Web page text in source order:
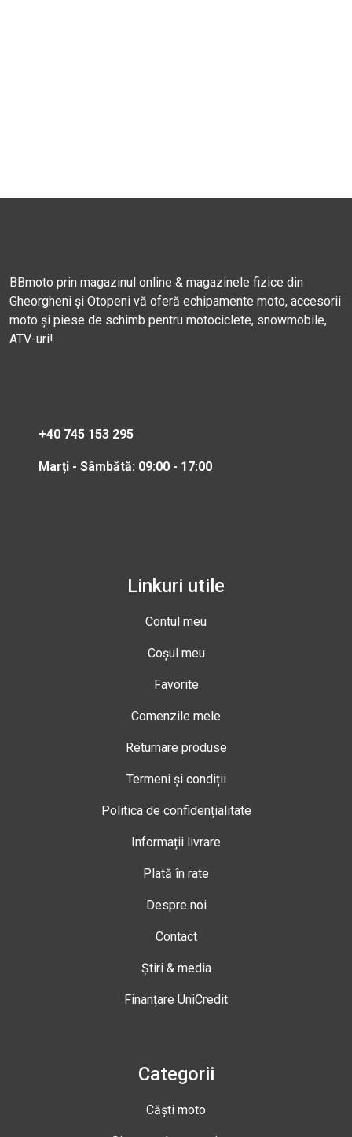
BBmoto prin magazinul online & magazinele fizice din
Gheorgheni și Otopeni vă oferă echipamente moto, accesorii
moto și piese de schimb pentru motociclete, snowmobile,
ATV-uri!
+40 745 153 295
Marți - Sâmbătă: 09:00 - 17:00
Linkuri utile
Contul meu
Coșul meu
Favorite
Comenzile mele
Returnare produse
Termeni și condiții
Politica de confidențialitate
Informații livrare
Plată în rate
Despre noi
Contact
Știri & media
Finanțare UniCredit
Categorii
Căști moto